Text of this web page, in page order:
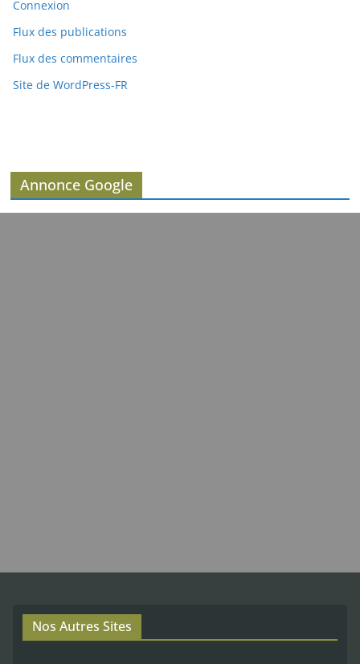
Connexion
Flux des publications
Flux des commentaires
Site de WordPress-FR
Annonce Google
Nos Autres Sites